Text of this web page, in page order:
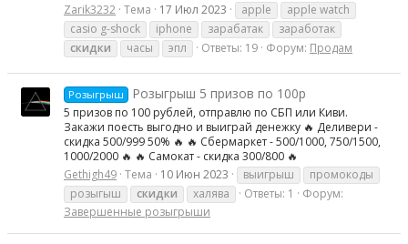
Zarik3232 Тема 17 Июл 2023 apple
apple watch
casio g-shock
iphone зарабатак
заработак
скидки
часы эпл Ответы: 19 Форум: Продам
Розыгрыш Розыгрыш 5 призов по 100р
5 призов по 100 рублей, отправлю по СБП или Киви.
Закажи поесть выгодно и выиграй денежку 🔥 Деливери -
скидка 500/999 50% 🔥 🔥 Сбермаркет - 500/1000, 750/1500,
1000/2000 🔥 🔥 Самокат - скидка 300/800 🔥
Gethigh49 Тема 10 Июн 2023 выигрыш
промокоды
розыгыш
скидки халява Ответы: 1
Форум:
Завершенные розыгрыши